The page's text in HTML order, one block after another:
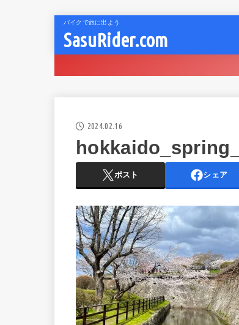
バイクで旅に出よう
SasuRider.com
2024.02.16
ポスト シェア